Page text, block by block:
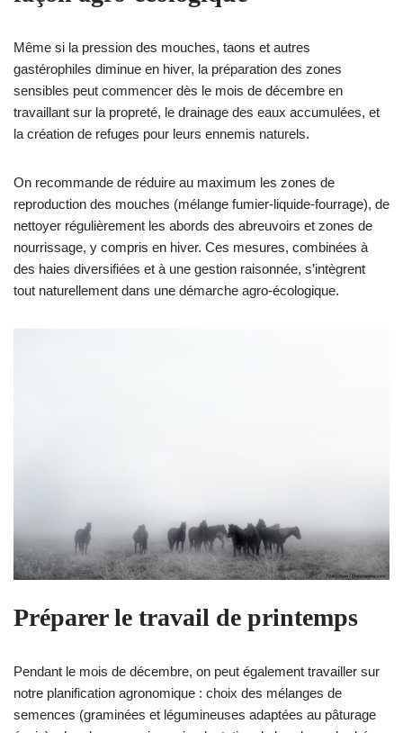
Même si la pression des mouches, taons et autres
gastérophiles diminue en hiver, la préparation des zones
sensibles peut commencer dès le mois de décembre en
travaillant sur la propreté, le drainage des eaux accumulées, et
la création de refuges pour leurs ennemis naturels.
On recommande de réduire au maximum les zones de
reproduction des mouches (mélange fumier‑liquide‑fourrage), de
nettoyer régulièrement les abords des abreuvoirs et zones de
nourrissage, y compris en hiver. Ces mesures, combinées à
des haies diversifiées et à une gestion raisonnée, s’intègrent
tout naturellement dans une démarche agro‑écologique.
Préparer le travail de printemps
Pendant le mois de décembre, on peut également travailler sur
notre planification agronomique : choix des mélanges de
semences (graminées et légumineuses adaptées au pâturage